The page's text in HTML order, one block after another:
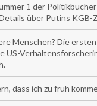
1 der
über Putins KGB-
Menschen? Die
US-
dass ich zu früh